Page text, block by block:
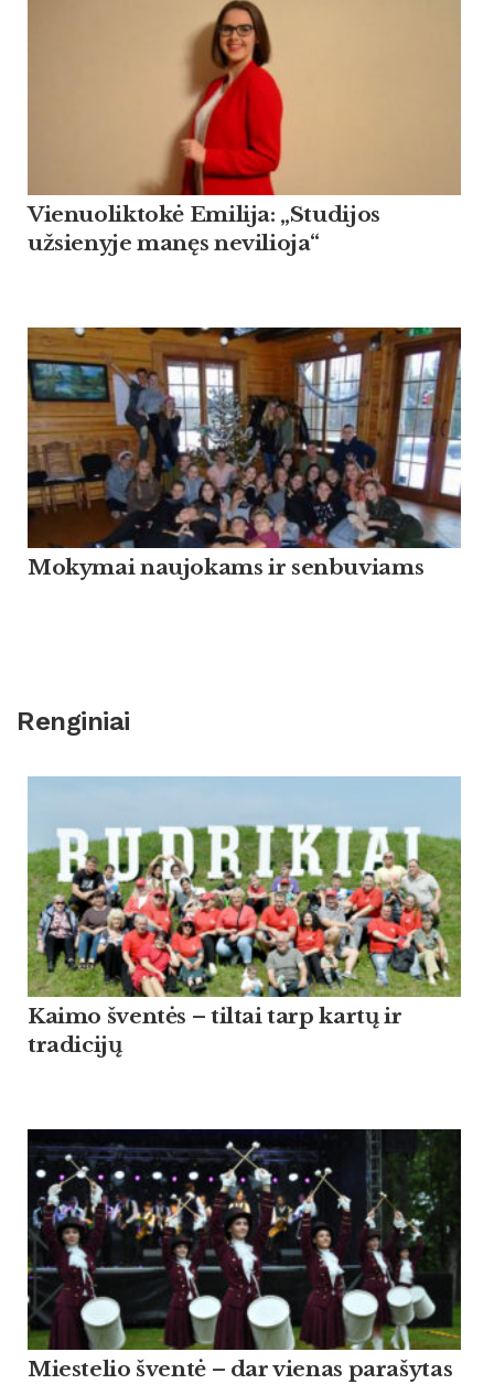
Vienuoliktokė Emilija: „Studijos
užsienyje manęs nevilioja“
Mokymai naujokams ir senbuviams
Renginiai
Kaimo šventės – tiltai tarp kartų ir
tradicijų
Miestelio šventė – dar vienas parašytas